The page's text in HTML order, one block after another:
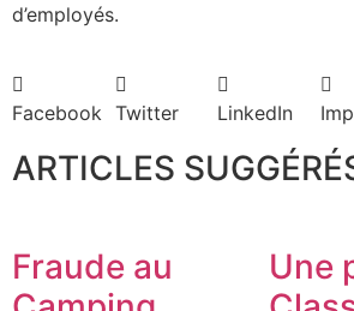
d’employés.
Facebook Twitter LinkedIn
ARTICLES
Fraude au
Une